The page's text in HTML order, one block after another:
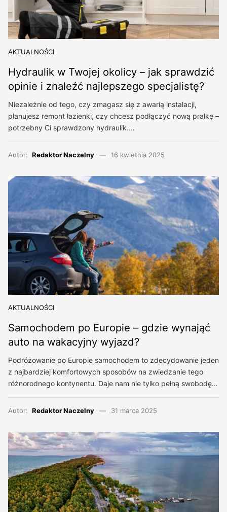
AKTUALNOŚCI
Hydraulik w Twojej okolicy – jak sprawdzić
opinie i znaleźć najlepszego specjalistę?
Niezależnie od tego, czy zmagasz się z awarią instalacji,
planujesz remont łazienki, czy chcesz podłączyć nową pralkę –
potrzebny Ci sprawdzony hydraulik.…
Autor: Redaktor Naczelny 16 kwietnia 2025
AKTUALNOŚCI
Samochodem po Europie – gdzie wynająć
auto na wakacyjny wyjazd?
Podróżowanie po Europie samochodem to zdecydowanie jeden
z najbardziej komfortowych sposobów na zwiedzanie tego
różnorodnego kontynentu. Daje nam nie tylko pełną swobodę…
Autor: Redaktor Naczelny 31 marca 2025